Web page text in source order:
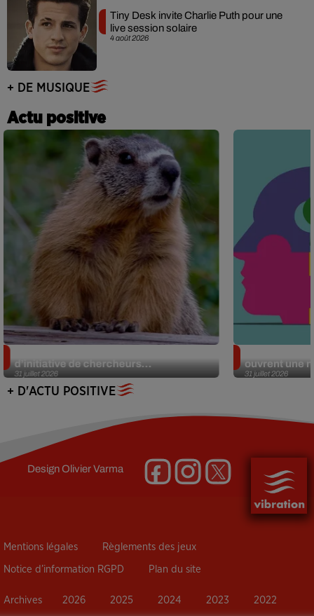
4 août 2026
Tiny Desk invite Charlie Puth pour une
live session solaire
+ DE MUSIQUE
Actu positive
31 juillet 2026
d’initiative de chercheurs...
31 juillet 2026
ouvrent une
+ D'ACTU POSITIVE
DesignOlivier Varma
Mentions légales Règlements des jeux
Notice d’information RGPD Plan du site
Archives 2026 2025 2024 2023 2022